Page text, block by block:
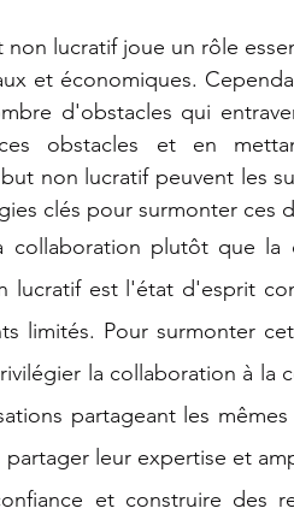
non lucratif joue un rôle
et économiques.
d'obstacles qui
ces obstacles et en
non lucratif peuvent les
clés pour surmonter ces
collaboration plutôt que
lucratif est l'état d'esprit
limités. Pour surmonter
la collaboration à la
partageant les
partager leur expertise et
et construire des